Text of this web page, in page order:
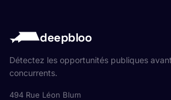
deepbloo
Détectez les opportunités publiques
concurrents.
494 Rue Léon Blum